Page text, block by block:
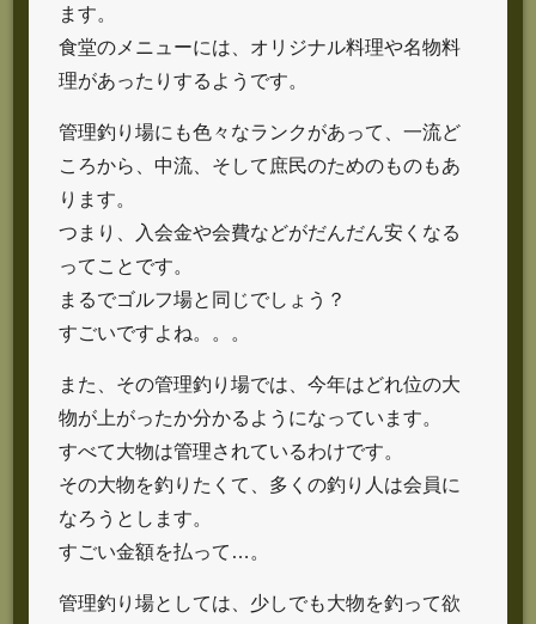
ます。
食堂のメニューには、オリジナル料理や名物料
理があったりするようです。
管理釣り場にも色々なランクがあって、一流ど
ころから、中流、そして庶民のためのものもあ
ります。
つまり、入会金や会費などがだんだん安くなる
ってことです。
まるでゴルフ場と同じでしょう？
すごいですよね。。。
また、その管理釣り場では、今年はどれ位の大
物が上がったか分かるようになっています。
すべて大物は管理されているわけです。
その大物を釣りたくて、多くの釣り人は会員に
なろうとします。
すごい金額を払って…。
管理釣り場としては、少しでも大物を釣って欲